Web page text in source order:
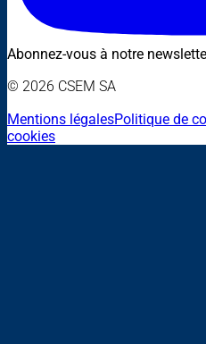
Abonnez-vous à notre
© 2026 CSEM SA
Mentions légalesPolitique de
cookies